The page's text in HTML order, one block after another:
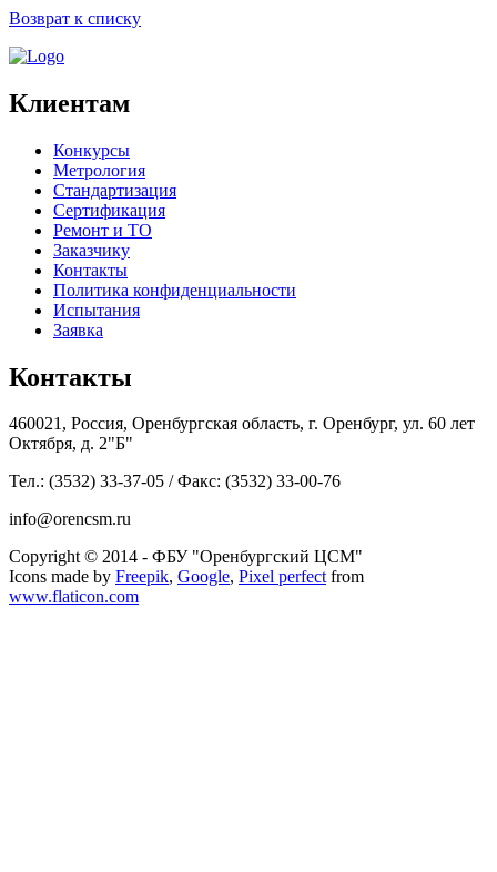
Возврат к списку
Клиентам
Конкурсы
Метрология
Стандартизация
Сертификация
Ремонт и ТО
Заказчику
Контакты
Политика конфиденциальности
Испытания
Заявка
Контакты
460021, Россия, Оренбургская область, г. Оренбург, ул. 60 лет
Октября, д. 2"Б"
Тел.: (3532) 33-37-05 / Факс: (3532) 33-00-76
info@orencsm.ru
Copyright © 2014 - ФБУ "Оренбургский ЦСМ"
Icons made by Freepik, Google, Pixel perfectfrom
www.flaticon.com